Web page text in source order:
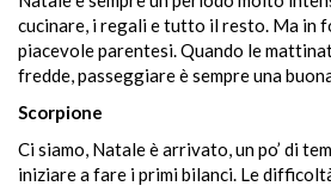
cucinare, i regali e tutto il resto. Ma in
piacevole parentesi. Quando le
fredde, passeggiare è sempre una
Scorpione
Ci siamo, Natale è arrivato, un po’ di
iniziare a fare i primi bilanci. Le